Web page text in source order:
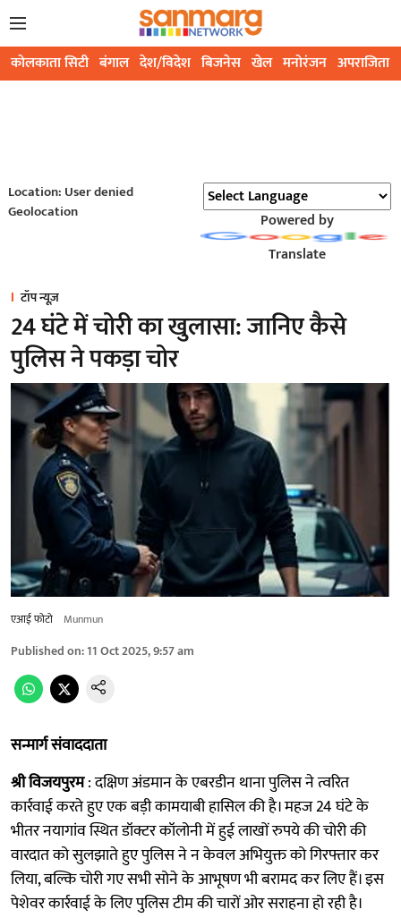
कोलकाता सिटी बंगाल देश/विदेश बिजनेस खेल मनोरंजन अपराजिता
Location: User denied
Geolocation
Powered by
Translate
टॉप न्यूज़
24 घंटे में चोरी का खुलासा: जानिए कैसे
पुलिस ने पकड़ा चोर
एआई फोटो Munmun
Published on:11 Oct 2025, 9:57 am
सन्मार्ग संवाददाता
श्री विजयपुरम: दक्षिण अंडमान के एबरडीन थाना पुलिस ने त्वरित
कार्रवाई करते हुए एक बड़ी कामयाबी हासिल की है। महज 24 घंटे के
भीतर नयागांव स्थित डॉक्टर कॉलोनी में हुई लाखों रुपये की चोरी की
वारदात को सुलझाते हुए पुलिस ने न केवल अभियुक्त को गिरफ्तार कर
लिया, बल्कि चोरी गए सभी सोने के आभूषण भी बरामद कर लिए हैं। इस
पेशेवर कार्रवाई के लिए पुलिस टीम की चारों ओर सराहना हो रही है।